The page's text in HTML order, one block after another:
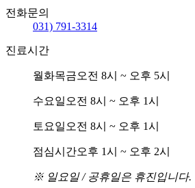
전화문의
031) 791-3314
진료시간
월화목금오전 8시 ~ 오후 5시
수요일 오전 8시 ~ 오후 1시
토요일 오전 8시 ~ 오후 1시
점심시간오후 1시 ~ 오후 2시
※ 일요일 / 공휴일은 휴진입니다.